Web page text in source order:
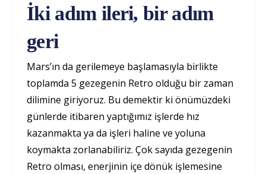
İki adım ileri, bir adım
geri
Mars’ın da gerilemeye başlamasıyla birlikte
toplamda 5 gezegenin Retro olduğu bir zaman
dilimine giriyoruz. Bu demektir ki önümüzdeki
günlerde itibaren yaptığımız işlerde hız
kazanmakta ya da işleri haline ve yoluna
koymakta zorlanabiliriz. Çok sayıda gezegenin
Retro olması, enerjinin içe dönük işlemesine